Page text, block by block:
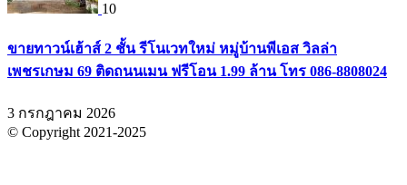
10
ขายทาวน์เฮ้าส์ 2 ชั้น รีโนเวทใหม่ หมู่บ้านพีเอส วิลล่า
เพชรเกษม 69 ติดถนนเมน ฟรีโอน 1.99 ล้าน โทร 086-8808024
3 กรกฎาคม 2026
© Copyright 2021-2025